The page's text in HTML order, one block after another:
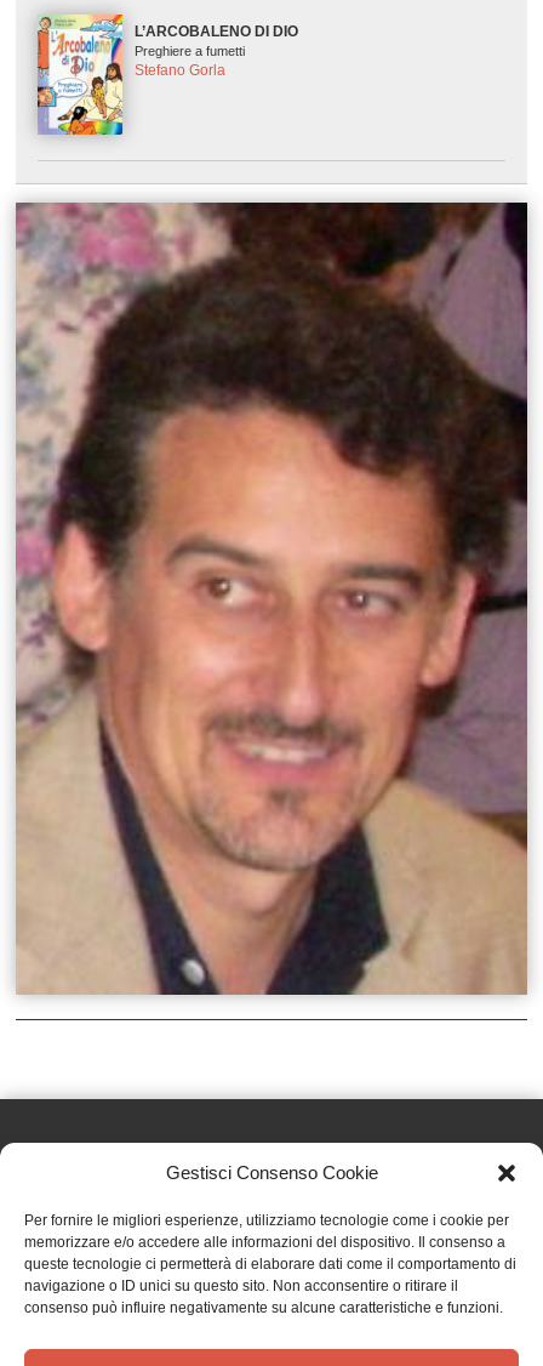
Gestisci Consenso Cookie
Per fornire le migliori esperienze, utilizziamo tecnologie come i cookie per
memorizzare e/o accedere alle informazioni del dispositivo. Il consenso a
queste tecnologie ci permetterà di elaborare dati come il comportamento di
navigazione o ID unici su questo sito. Non acconsentire o ritirare il
consenso può influire negativamente su alcune caratteristiche e funzioni.
L’ARCOBALENO DI DIO
Preghiere a fumetti
Stefano Gorla
Effatà Editrice di Pellegrino Paolo SAS
C.F. e P.IVA 09655250018
Via Tre Denti, 1 - 10060 Cantalupa (TO)
Telefono: (+39) 0121 353452 - Fax: (+39) 0121 353839